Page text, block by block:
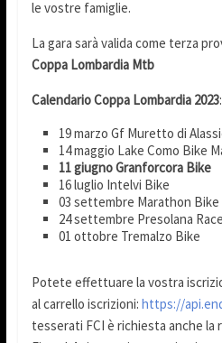
le vostre famiglie.
La gara sarà valida come terza
Coppa Lombardia Mtb
Calendario Coppa Lombardia 2023:
19 marzo Gf Muretto di
14 maggio Lake Como Bike
11 giugno Granforcora Bike
16 luglio Intelvi Bike
03 settembre Marathon Bike
24 settembre Presolana Race
01 ottobre Tremalzo Bike
Potete effettuare la vostra
al carrello iscrizioni: https://
tesserati FCI è richiesta anche